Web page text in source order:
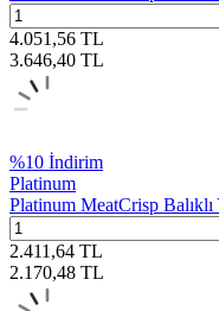
4.051,56 TL
3.646,40 TL
%10 İndirim
Platinum
Platinum MeatCrisp
2.411,64 TL
2.170,48 TL